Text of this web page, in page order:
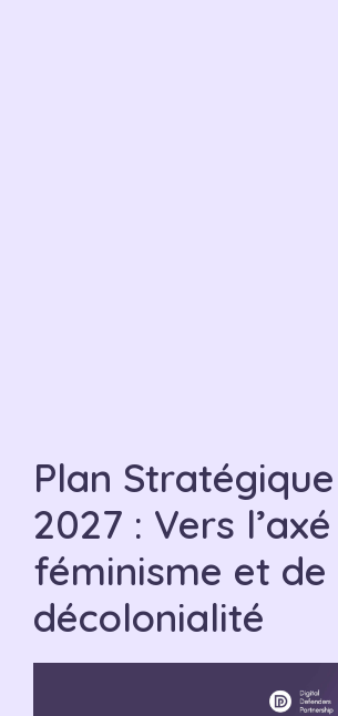
Plan
2027 : Vers
féminisme et de
décolonialité